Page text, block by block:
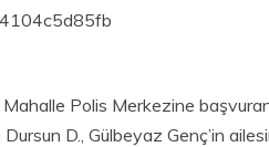
Polis Merkezine
D., Gülbeyaz Genç’in